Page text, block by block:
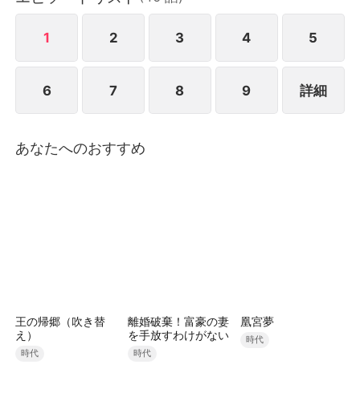
た“下僕姿”の青年だった。「この人と結婚します」
――嘲る家族を前に、身なりではなく人柄を信じて選
介だった。 「自分の幸せを掴み、運命を変える」、
優しくて気強い、美しき大正浪漫風物語である。"
1 2 3 4 5
6 7 8 9 詳細
あなたへのおすすめ
王の帰郷（吹き替
え）
時代
離婚破棄！富豪の妻
を手放すわけがない
時代
凰宮夢
時代